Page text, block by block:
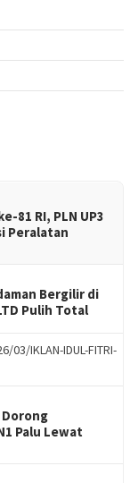
81 RI, PLN UP3
Peralatan
Bergilir di
Pulih Total
IKLAN-IDUL-FITRI-
Dorong
Palu Lewat